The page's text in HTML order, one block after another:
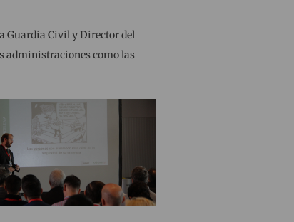
Guardia Civil y Director del
administraciones como las